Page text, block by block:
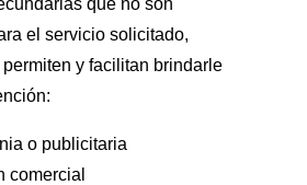
el servicio solicitado,
y facilitan brindarle
o publicitaria
comercial